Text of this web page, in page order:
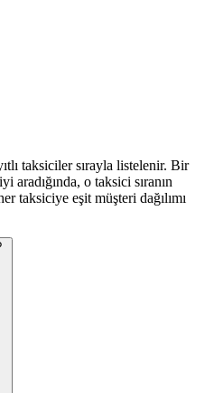
taksiciler sırayla listelenir. Bir
aradığında, o taksici sıranın
taksiciye eşit müşteri dağılımı